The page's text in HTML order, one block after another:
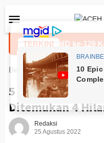
ke
kontenMobile
TERKINI
TMMD ke-129 Kebut
Beranda News
5 Santri Diterjang
Ditemukan 4
Redaksi
25 Agustus 2022